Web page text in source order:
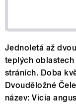
Jednoletá až
teplých oblastech
stráních. Doba
Dvouděložné
název: Vicia